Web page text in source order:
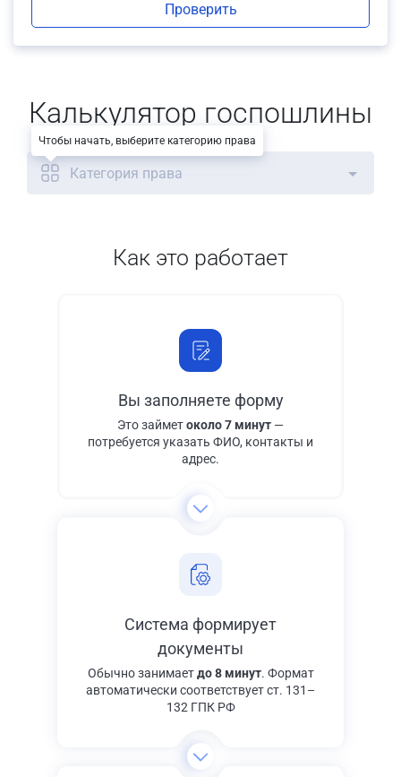
Проверить
Калькулятор госпошлины
Категория права
Как это работает
Вы заполняете форму
Это займетоколо 7 минут —
потребуется указать ФИО, контакты и
адрес.
Система формирует
документы
Обычно занимаетдо 8 минут. Формат
автоматически соответствует ст. 131–
132 ГПК РФ
Чтобы начать, выберите категорию права